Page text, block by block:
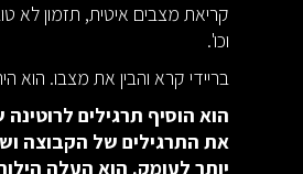
קריאת מצבים איטית, תזמון לא
וכו'.
בריידי קרא והבין את מצבו. הוא
הוא הוסיף תרגילים
את התרגילים של הקבוצה
יותר לעומק. הוא העלה